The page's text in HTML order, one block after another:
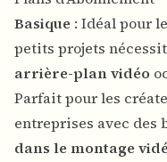
Basique : Idéal pour
petits projets
arrière-plan vidéo
Parfait pour les
entreprises avec des
dans le montage